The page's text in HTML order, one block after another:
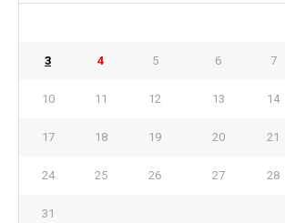
3 4 5 6 7
10 11 12 13 14
17 18 19 20 21
24 25 26 27 28
31